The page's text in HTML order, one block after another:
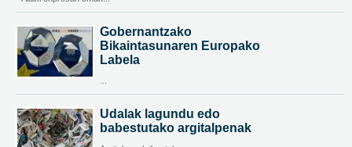
Gobernantzako
Bikaintasunaren Europako
Labela
Udalak lagundu edo
babestutako argitalpenak